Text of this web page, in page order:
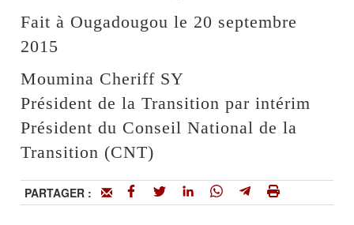
Fait à Ougadougou le 20 septembre
2015
Moumina Cheriff SY
Président de la Transition par intérim
Président du Conseil National de la
Transition (CNT)
PARTAGER :